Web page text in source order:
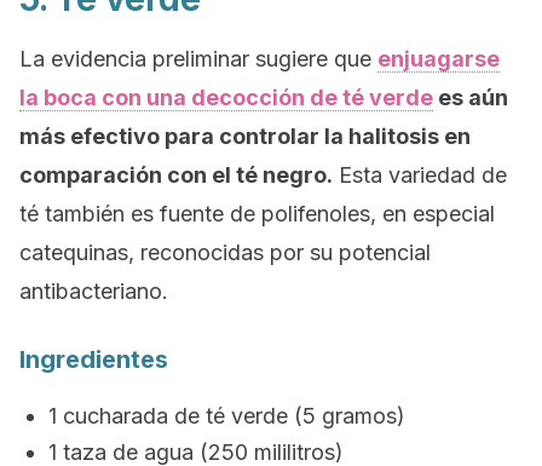
La evidencia preliminar sugiere que enjuagarse
la boca con una decocción de té verde es aún
más efectivo para controlar la halitosis en
comparación con el té negro. Esta variedad de
té también es fuente de polifenoles, en especial
catequinas, reconocidas por su potencial
antibacteriano.
Ingredientes
1 cucharada de té verde (5 gramos)
1 taza de agua (250 mililitros)